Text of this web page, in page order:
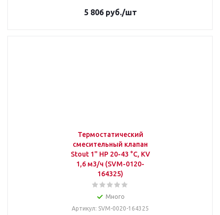
5 806руб./шт
Термостатический
смесительный клапан
Stout 1" НР 20-43 °С, KV
1,6 м3/ч (SVM-0120-
164325)
Много
Артикул: SVM-0020-164325